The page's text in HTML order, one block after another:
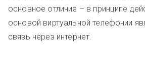
основное отличие – в принципе
основой виртуальной телефонии
связь через интернет.